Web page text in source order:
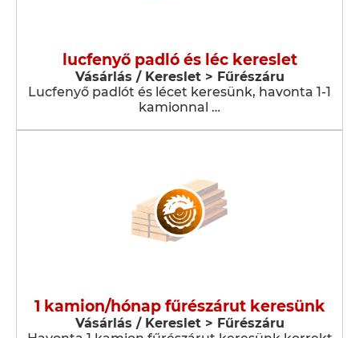
lucfenyő padló és léc kereslet
Vásárlás / Kereslet > Fűrészáru
Lucfenyő padlót és lécet keresünk, havonta 1-1
kamionnal …
1 kamion/hónap fűrészárut keresünk
Vásárlás / Kereslet > Fűrészáru